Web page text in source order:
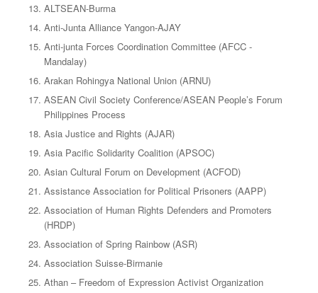
ALTSEAN-Burma
Anti-Junta Alliance Yangon-AJAY
Anti-junta Forces Coordination Committee (AFCC -
Mandalay)
Arakan Rohingya National Union (ARNU)
ASEAN Civil Society Conference/ASEAN People’s Forum
Philippines Process
Asia Justice and Rights (AJAR)
Asia Pacific Solidarity Coalition (APSOC)
Asian Cultural Forum on Development (ACFOD)
Assistance Association for Political Prisoners (AAPP)
Association of Human Rights Defenders and Promoters
(HRDP)
Association of Spring Rainbow (ASR)
Association Suisse-Birmanie
Athan – Freedom of Expression Activist Organization